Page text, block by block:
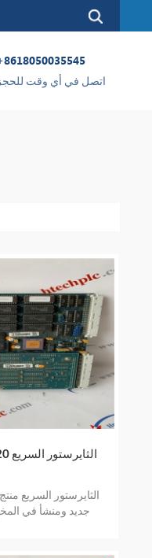
اتصل في أي وقت للحجز
ABB 5STF09D1420 الثايرستور السريع
جديد ومنشأ في